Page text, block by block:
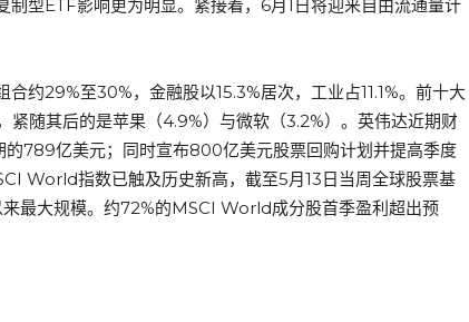
型ETF影响更为明显。紧接着，6月1日将迎来自由流通量计
约29%至30%，金融股以15.3%居次，工业占11.1%。前十大
随其后的是苹果（4.9%）与微软（3.2%）。英伟达近期财
789亿美元；同时宣布800亿美元股票回购计划并提高季度
World指数已触及历史新高，截至5月13日当周全球股票基
最大规模。约72%的MSCI World成分股首季盈利超出预